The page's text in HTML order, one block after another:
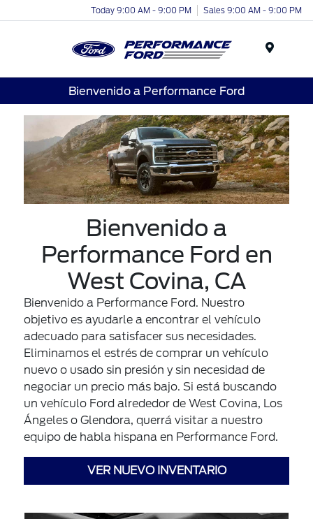
Today 9:00 AM - 9:00 PM Sales 9:00 AM - 9:00 PM
Bienvenido a Performance Ford
Bienvenido a
Performance Ford en
West Covina, CA
Bienvenido a Performance Ford. Nuestro
objetivo es ayudarle a encontrar el vehículo
adecuado para satisfacer sus necesidades.
Eliminamos el estrés de comprar un vehículo
nuevo o usado sin presión y sin necesidad de
negociar un precio más bajo. Si está buscando
un vehículo Ford alrededor de West Covina, Los
Ángeles o Glendora, querrá visitar a nuestro
equipo de habla hispana en Performance Ford.
VER NUEVO INVENTARIO